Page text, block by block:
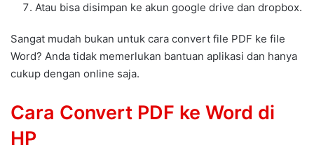
Atau bisa disimpan ke akun google drive dan dropbox.
Sangat mudah bukan untuk cara convert file PDF ke file
Word? Anda tidak memerlukan bantuan aplikasi dan hanya
cukup dengan online saja.
Cara Convert PDF ke Word di
HP